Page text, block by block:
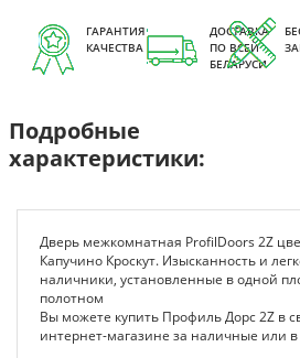
ГАРАНТИЯ
КАЧЕСТВА
ДОСТАВКА
ПО ВСЕЙ
БЕЛАРУСИ
Подробные
характеристики:
Дверь межкомнатная ProfilDoors 2Z
Капучино Кроскут. Изысканность и
наличники, установленные в одной
полотном
Вы можете купить Профиль Дорс 2Z в
интернет-магазине за наличные или в